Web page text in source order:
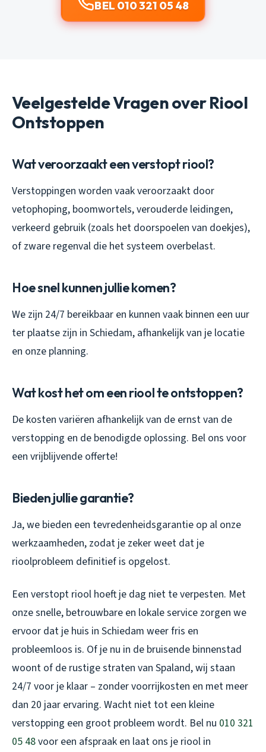
BEL 010 321 05 48
Veelgestelde Vragen over Riool
Ontstoppen
Wat veroorzaakt een verstopt riool?
Verstoppingen worden vaak veroorzaakt door
vetophoping, boomwortels, verouderde leidingen,
verkeerd gebruik (zoals het doorspoelen van doekjes),
of zware regenval die het systeem overbelast.
Hoe snel kunnen jullie komen?
We zijn 24/7 bereikbaar en kunnen vaak binnen een uur
ter plaatse zijn in Schiedam, afhankelijk van je locatie
en onze planning.
Wat kost het om een riool te ontstoppen?
De kosten variëren afhankelijk van de ernst van de
verstopping en de benodigde oplossing. Bel ons voor
een vrijblijvende offerte!
Bieden jullie garantie?
Ja, we bieden een tevredenheidsgarantie op al onze
werkzaamheden, zodat je zeker weet dat je
rioolprobleem definitief is opgelost.
Een verstopt riool hoeft je dag niet te verpesten. Met
onze snelle, betrouwbare en lokale service zorgen we
ervoor dat je huis in Schiedam weer fris en
probleemloos is. Of je nu in de bruisende binnenstad
woont of de rustige straten van Spaland, wij staan
24/7 voor je klaar – zonder voorrijkosten en met meer
dan 20 jaar ervaring. Wacht niet tot een kleine
verstopping een groot probleem wordt. Bel nu 010 321
05 48voor een afspraak en laat ons je riool in